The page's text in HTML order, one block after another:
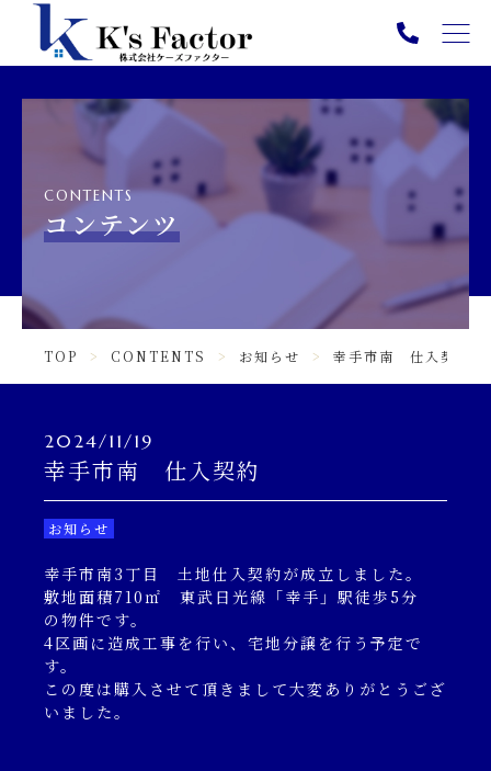
TOP
PICK UP
ABOUT
SERVICE
CONTENTS
INFORMATION
コンテンツ一覧
CONTENTS
コンテンツ
TOP CONTENTS お知らせ 幸手市南 仕入契約
2024/11/19
幸手市南 仕入契約
お知らせ
幸手市南3丁目 土地仕入契約が成立しました。
敷地面積710㎡ 東武日光線「幸手」駅徒歩5分
の物件です。
4区画に造成工事を行い、宅地分譲を行う予定で
す。
この度は購入させて頂きまして大変ありがとうござ
いました。